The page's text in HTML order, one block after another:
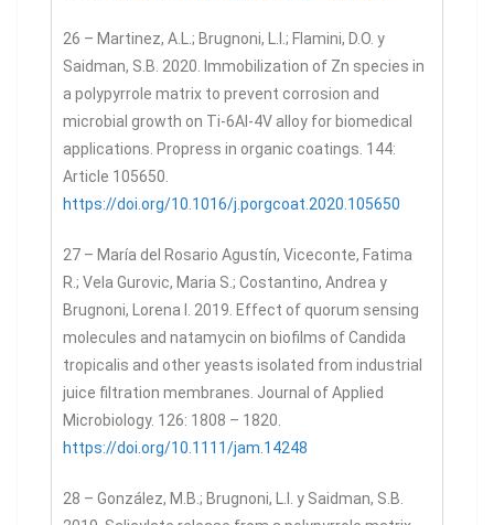
26 – Martinez, A.L.; Brugnoni, L.I.; Flamini, D.O. y
Saidman, S.B. 2020. Immobilization of Zn species in
a polypyrrole matrix to prevent corrosion and
microbial growth on Ti-6Al-4V alloy for biomedical
applications. Propress in organic coatings. 144:
Article 105650.
https://doi.org/10.1016/j.porgcoat.2020.105650
27 – María del Rosario Agustín, Viceconte, Fatima
R.; Vela Gurovic, Maria S.; Costantino, Andrea y
Brugnoni, Lorena I. 2019. Effect of quorum sensing
molecules and natamycin on biofilms of Candida
tropicalis and other yeasts isolated from industrial
juice filtration membranes. Journal of Applied
Microbiology. 126: 1808 – 1820.
https://doi.org/10.1111/jam.14248
28 – González, M.B.; Brugnoni, L.I. y Saidman, S.B.